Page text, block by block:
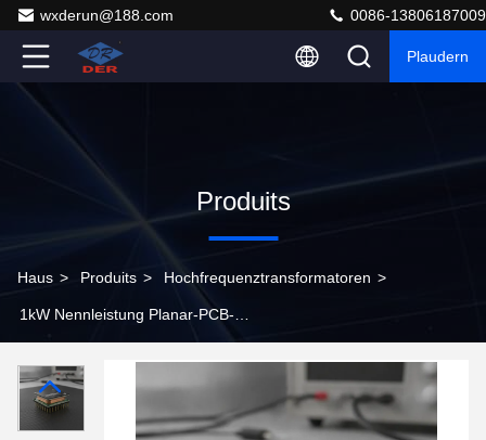
wxderun@188.com 0086-13806187009
Plaudern
Produits
Haus > Produits > Hochfrequenztransformatoren >
1kW Nennleistung Planar-PCB-
und ≥97% Wirkungsgrad